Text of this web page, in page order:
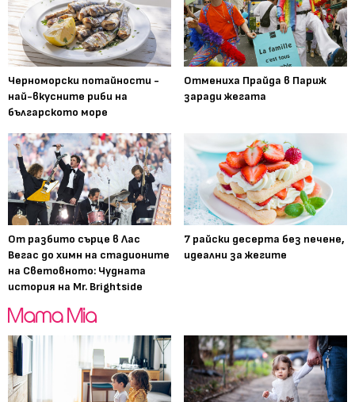
Черноморски потайности -
най-вкусните риби на
българското море
Отмениха Прайда в Париж
заради жегата
От разбито сърце в Лас
Вегас до химн на стадионите
на Световното: Чудната
история на Mr. Brightside
7 райски десерта без печене,
идеални за жегите